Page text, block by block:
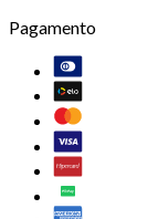
Pagamento